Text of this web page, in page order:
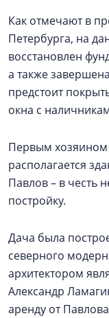
Как отмечают в
Петербурга, на
восстановлен
а также
предстоит
окна с
Первым хозяином
располагается
Павлов – в честь
постройку.
Дача была
северного
архитектором
Александр
аренду от